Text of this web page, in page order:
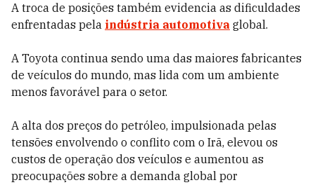
A troca de posições também evidencia as dificuldades
enfrentadas pela indústria automotiva global.
A Toyota continua sendo uma das maiores fabricantes
de veículos do mundo, mas lida com um ambiente
menos favorável para o setor.
A alta dos preços do petróleo, impulsionada pelas
tensões envolvendo o conflito com o Irã, elevou os
custos de operação dos veículos e aumentou as
preocupações sobre a demanda global por